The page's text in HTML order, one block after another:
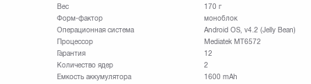
Вес
170 г
Форм-фактор
моноблок
Операционная система
Android OS, v4.2 (Jelly Bean)
Процессор
Mediatek MT6572
Гарантия
12
Количество ядер
2
Емкость аккумулятора
1600 mAh